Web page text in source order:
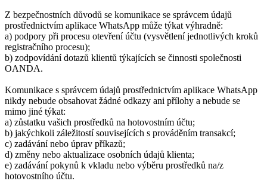
Z bezpečnostních důvodů se komunikace se správcem údajů
prostřednictvím aplikace WhatsApp může týkat výhradně:
a) podpory při procesu otevření účtu (vysvětlení jednotlivých kroků
registračního procesu);
b) zodpovídání dotazů klientů týkajících se činnosti společnosti
OANDA.
Komunikace s správcem údajů prostřednictvím aplikace WhatsApp
nikdy nebude obsahovat žádné odkazy ani přílohy a nebude se
mimo jiné týkat:
a) zůstatku vašich prostředků na hotovostním účtu;
b) jakýchkoli záležitostí souvisejících s prováděním transakcí;
c) zadávání nebo úprav příkazů;
d) změny nebo aktualizace osobních údajů klienta;
e) zadávání pokynů k vkladu nebo výběru prostředků na/z
hotovostního účtu.